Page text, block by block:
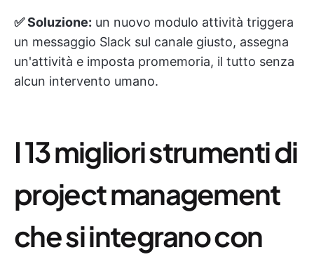
✅ Soluzione: un nuovo modulo attività triggera
un messaggio Slack sul canale giusto, assegna
un'attività e imposta promemoria, il tutto senza
alcun intervento umano.
I 13 migliori strumenti di
project management
che si integrano con